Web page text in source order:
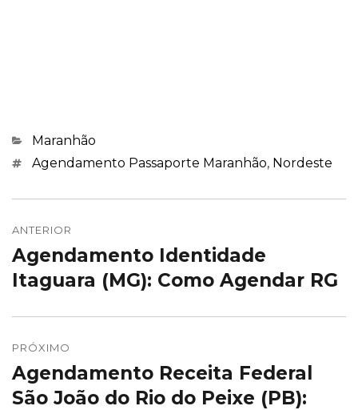
Categorias
Maranhão
Marcações
Agendamento Passaporte Maranhão, Nordeste
de
Post
ANTERIOR
Post
anterior:
Agendamento Identidade
Itaguara (MG): Como Agendar RG
PRÓXIMO
Próximo
post:
Agendamento Receita Federal
São João do Rio do Peixe (PB):